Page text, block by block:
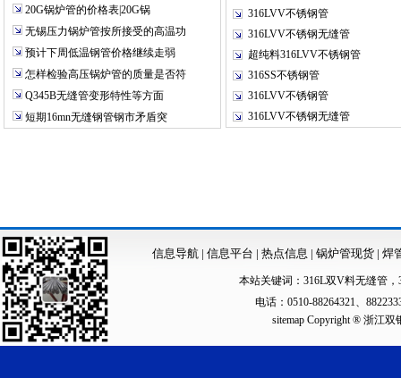
20G锅炉管的价格表|20G锅
无锡压力锅炉管按所接受的高温功
预计下周低温钢管价格继续走弱
怎样检验高压锅炉管的质量是否符
Q345B无缝管变形特性等方面
短期16mn无缝钢管钢市矛盾突
316LVV不锈钢管
316LVV不锈钢无缝管
超纯料316LVV不锈钢管
316SS不锈钢管
316LVV不锈钢管
316LVV不锈钢无缝管
信息导航| 信息平台 | 热点信息 | 锅炉管现货 | 焊
本站关键词： 316L双V料无缝管 ，
电话：0510-88264321、
sitemapCopyright ® 浙江双